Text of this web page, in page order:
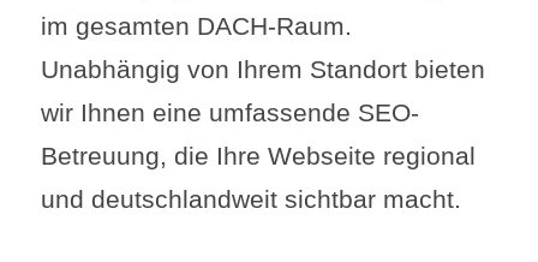
im gesamten DACH-Raum.
Unabhängig von Ihrem Standort bieten
wir Ihnen eine umfassende SEO-
Betreuung, die Ihre Webseite regional
und deutschlandweit sichtbar macht.